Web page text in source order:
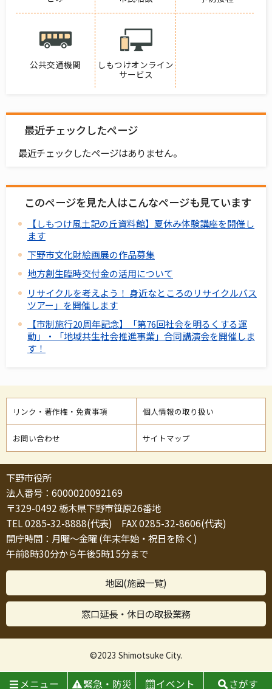
公共交通機関
しもつけオンライン
サービス
最近チェックしたページ
最近チェックしたページはありません。
このページを見た人はこんなページも見ています
【しもつけ風土記の丘資料館】夏休み体験講座を開催し
ます
下野市文化財絵画展の作品募集
地方創生臨時交付金の活用について
リサイクルを考えよう！ 身近なところのリサイクルバス
ツアー」を開催します
【市制施行20周年記念】「第76回社会を明るくする運
動」・「地域共生社会推進事業」合同講演会を開催しま
す！
リンク・著作権・免責事項 個人情報の取り扱い
お問い合わせ サイトマップ
下野市役所
法人番号：6000020092169
〒329-0492 栃木県下野市笹原26番地
TEL 0285-32-8888(代表) FAX 0285-32-8606(代表)
開庁時間：月曜～金曜 (年末年始・祝日を除く)
午前8時30分から午後5時15分まで
地図(施設一覧)
窓口延長・休日の取扱業務
©2023 Shimotsuke City.
メニュー 緊急・防災 イベント さがす